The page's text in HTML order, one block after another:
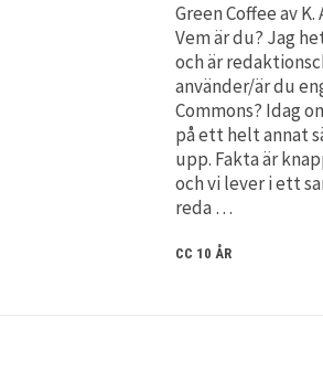
Green Coffee av
Vem är du? Jag
och är
använder/är du
Commons? Idag
på ett helt annat
upp. Fakta är
och vi lever i ett
reda …
CC 10 ÅR